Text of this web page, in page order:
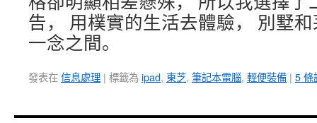
告， 用樸實的生活去體驗， 別墅
一念之間。
發表在信息處理 | 標籤為ipad, 東芝, 筆記本電腦, 輕便裝備 | 5 條